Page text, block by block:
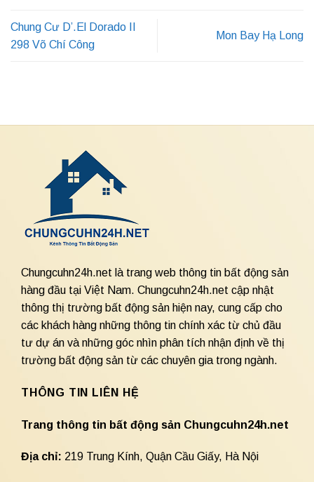
Chung Cư D’.El Dorado II
298 Võ Chí Công
Mon Bay Hạ Long
Chungcuhn24h.net là trang web thông tin bất động sản
hàng đầu tại Việt Nam. Chungcuhn24h.net cập nhật
thông thị trường bất động sản hiện nay, cung cấp cho
các khách hàng những thông tin chính xác từ chủ đầu
tư dự án và những góc nhìn phân tích nhận định về thị
trường bất động sản từ các chuyên gia trong ngành.
THÔNG TIN LIÊN HỆ
Trang thông tin bất động sản Chungcuhn24h.net
Địa chỉ: 219 Trung Kính, Quận Cầu Giấy, Hà Nội